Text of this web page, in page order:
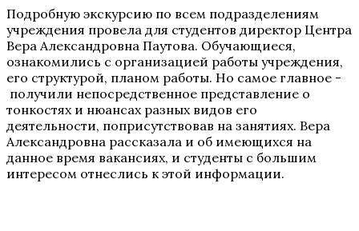
Подробную экскурсию по всем подразделениям
учреждения провела для студентов директор Центра
Вера Александровна Паутова. Обучающиеся,
ознакомились с организацией работы учреждения,
его структурой, планом работы. Но самое главное -
получили непосредственное представление о
тонкостях и нюансах разных видов его
деятельности, поприсутствовав на занятиях. Вера
Александровна рассказала и об имеющихся на
данное время вакансиях, и студенты с большим
интересом отнеслись к этой информации.